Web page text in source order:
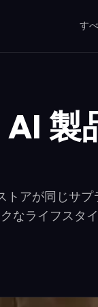
す
製
トアが同じサプ
なライフスタ